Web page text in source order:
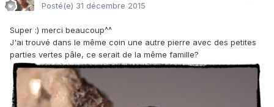
Posté(e) 31 décembre 2015
Super :) merci beaucoup^^
J'ai trouvé dans le même coin une autre pierre avec des petites
parties vertes pâle, ce serait de la même famille?